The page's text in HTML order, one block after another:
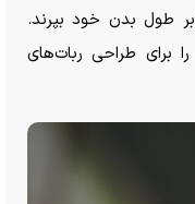
طول بدن خود بپرند.
برای طراحی ربات‌های